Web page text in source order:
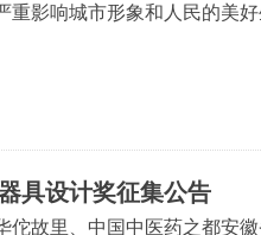
影响城市形象和人民的美好
本采用砖砌工艺，会带来很
具设计奖征集公告
故里、中国中医药之都安